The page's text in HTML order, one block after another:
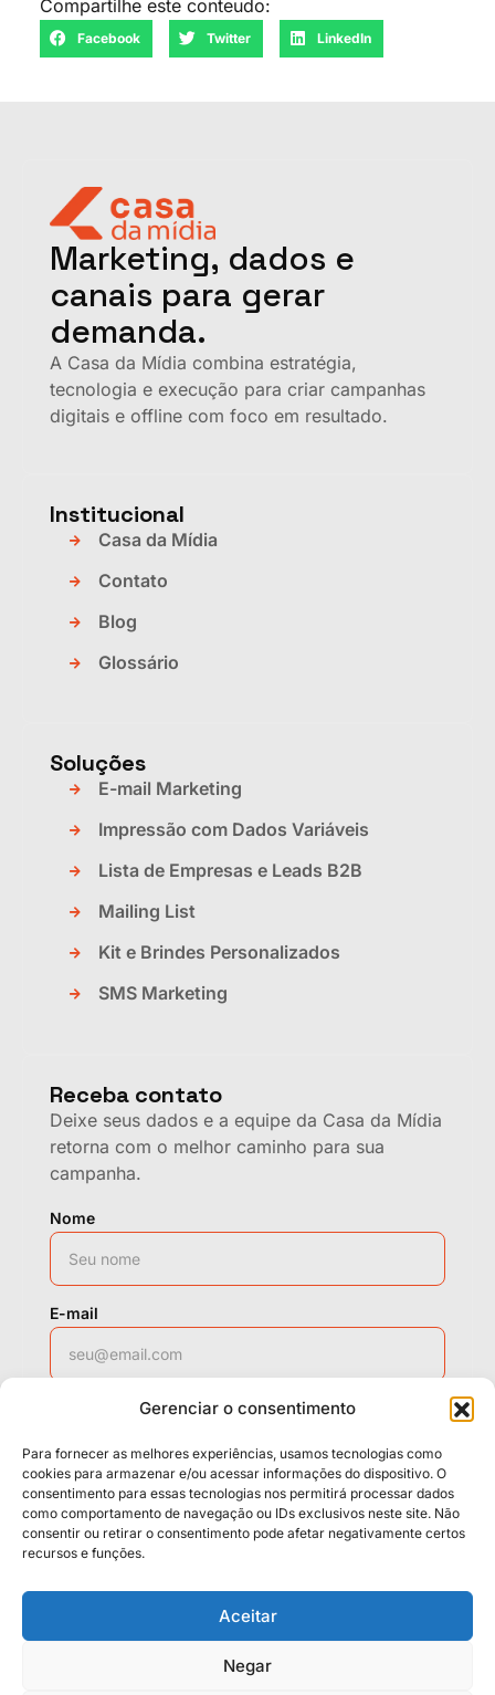
Gerenciar o consentimento
Para fornecer as melhores experiências, usamos tecnologias como
cookies para armazenar e/ou acessar informações do dispositivo. O
consentimento para essas tecnologias nos permitirá processar dados
como comportamento de navegação ou IDs exclusivos neste site. Não
consentir ou retirar o consentimento pode afetar negativamente certos
recursos e funções.
Aceitar
Negar
Compartilhe este conteudo:
Facebook Twitter LinkedIn
Marketing, dados e
canais para gerar
demanda.
A Casa da Mídia combina estratégia,
tecnologia e execução para criar campanhas
digitais e offline com foco em resultado.
Institucional
Casa da Mídia
Contato
Blog
Glossário
Soluções
E-mail Marketing
Impressão com Dados Variáveis
Lista de Empresas e Leads B2B
Mailing List
Kit e Brindes Personalizados
SMS Marketing
Receba contato
Deixe seus dados e a equipe da Casa da Mídia
retorna com o melhor caminho para sua
campanha.
Nome
E-mail
Solicitar contato
Políticas Cookies Termos